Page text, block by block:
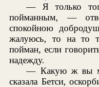
— Я только
пойманным, —
спокойною
жалуюсь, то на то
пойман, если
надежду.
— Какую ж вы
сказала Бетси,